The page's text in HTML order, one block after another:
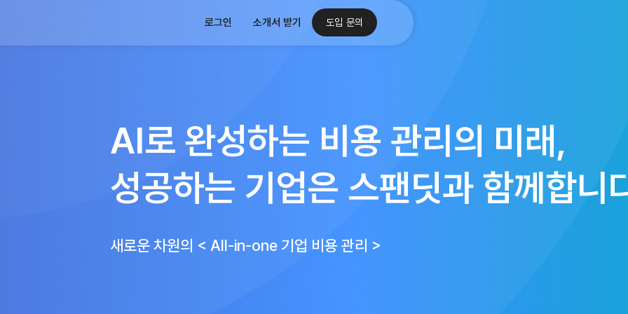
로그인 소개서 받기 도입 문의
AI로 완성하는 비용 관리의 미래,
성공하는 기업은 스팬딧과 함께합니
새로운 차원의 < All-in-one 기업 비용 관리 >